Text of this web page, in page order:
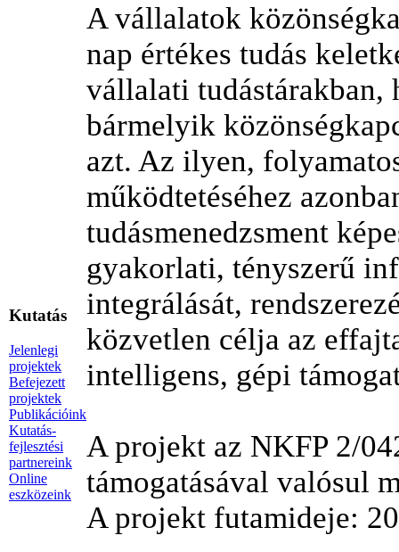
Kutatás
Jelenlegi
projektek
Befejezett
projektek
Publikációink
Kutatás-
fejlesztési
partnereink
Online
eszközeink
A vállalatok
nap értékes tudás
vállalati tudástárakban,
bármelyik
azt. Az ilyen,
működtetéséhez
tudásmenedzsment
gyakorlati, tényszerű
integrálását,
közvetlen célja az
intelligens, gépi
A projekt az NKFP 2/
támogatásával valósul
A projekt futamideje: